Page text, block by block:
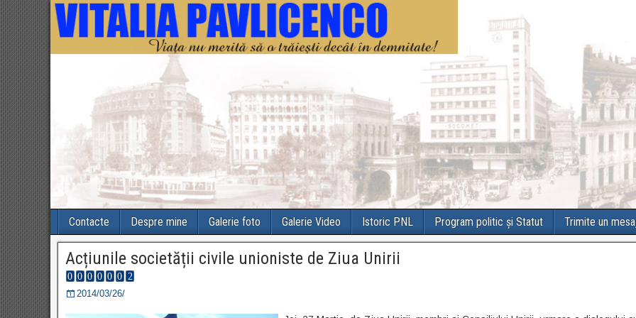
Contacte Despre mine Galerie foto Galerie Video Istoric PNL Program politic și Statut Trimite un
Acțiunile societății civile unioniste de Ziua Unirii
2014/03/26/